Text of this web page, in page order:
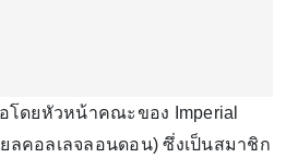
โดยหัวหน้าคณะของ Imperial
ลคอลเลจลอนดอน) ซึ่งเป็นสมาชิก